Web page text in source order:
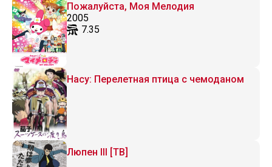
Пожалуйста, Моя Мелодия
2005
7.35
Насу: Перелетная птица с чемоданом
Люпен III [ТВ]